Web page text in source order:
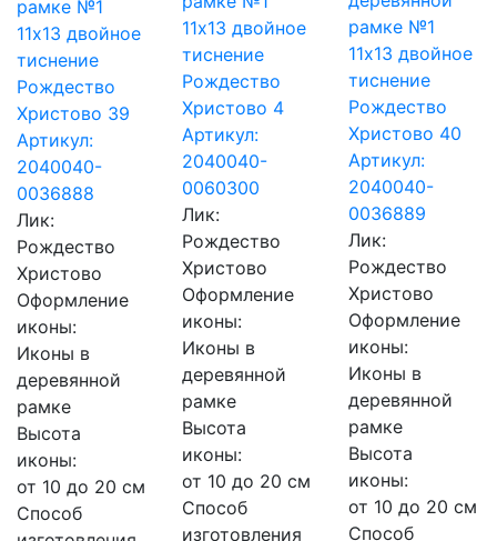
рамке №1
11х13 двойное
тиснение
Рождество
Христово 39
Артикул:
2040040-
0036888
Лик:
Рождество
Христово
Оформление
иконы:
Иконы в
деревянной
рамке
Высота
иконы:
от 10 до 20 см
Способ
11х13 двойное
тиснение
Рождество
Христово 4
Артикул:
2040040-
0060300
Лик:
Рождество
Христово
Оформление
иконы:
Иконы в
деревянной
рамке
Высота
иконы:
от 10 до 20 см
Способ
изготовления
рамке №1
11х13 двойное
тиснение
Рождество
Христово 40
Артикул:
2040040-
0036889
Лик:
Рождество
Христово
Оформление
иконы:
Иконы в
деревянной
рамке
Высота
иконы:
от 10 до 20 см
Способ